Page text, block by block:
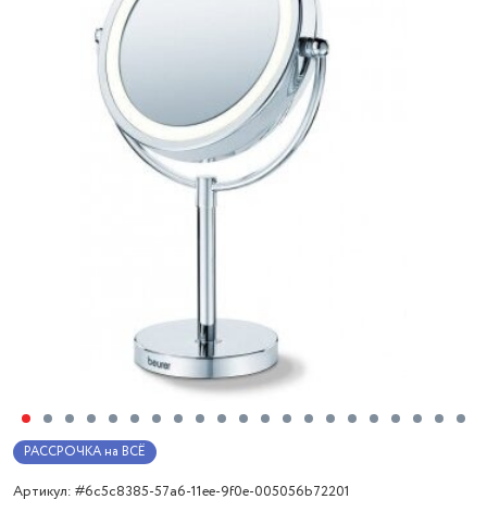
РАССРОЧКА на ВСЁ
Артикул: #6c5c8385-57a6-11ee-9f0e-005056b72201